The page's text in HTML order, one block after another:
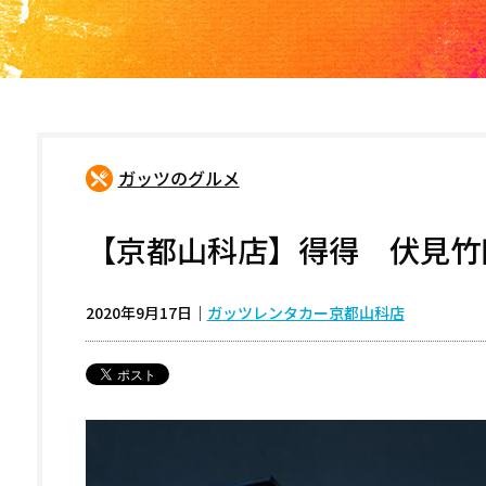
ガッツのグルメ
【京都山科店】得得 伏見
2020年9月17日 ｜ ガッツレンタカー京都山科店